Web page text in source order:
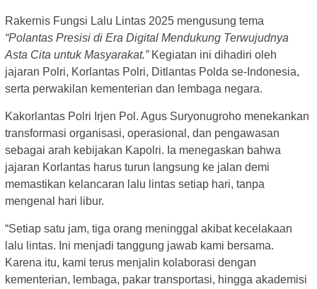
Rakernis Fungsi Lalu Lintas 2025 mengusung tema
“Polantas Presisi di Era Digital Mendukung Terwujudnya
Asta Cita untuk Masyarakat.”Kegiatan ini dihadiri oleh
jajaran Polri, Korlantas Polri, Ditlantas Polda se-Indonesia,
serta perwakilan kementerian dan lembaga negara.
Kakorlantas Polri Irjen Pol. Agus Suryonugroho menekankan
transformasi organisasi, operasional, dan pengawasan
sebagai arah kebijakan Kapolri. Ia menegaskan bahwa
jajaran Korlantas harus turun langsung ke jalan demi
memastikan kelancaran lalu lintas setiap hari, tanpa
mengenal hari libur.
“Setiap satu jam, tiga orang meninggal akibat kecelakaan
lalu lintas. Ini menjadi tanggung jawab kami bersama.
Karena itu, kami terus menjalin kolaborasi dengan
kementerian, lembaga, pakar transportasi, hingga akademisi